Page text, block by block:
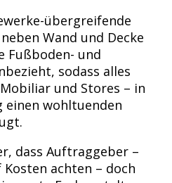
übergreifende
Wand und Decke
Fußboden- und
sodass alles
und Stores – in
einen wohltuenden
dass Auftraggeber –
achten – doch